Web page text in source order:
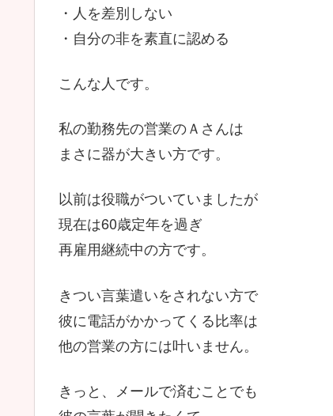
・人を差別しない
・自分の非を素直に認める
こんな人です。
私の勤務先の営業のＡさんは
まさに器が大きい方です。
以前は役職がついていましたが
現在は60歳定年を過ぎ
再雇用継続中の方です。
きつい言葉遣いをされない方で
彼に電話がかかってくる比率は
他の営業の方には叶いません。
きっと、メールで済むことでも